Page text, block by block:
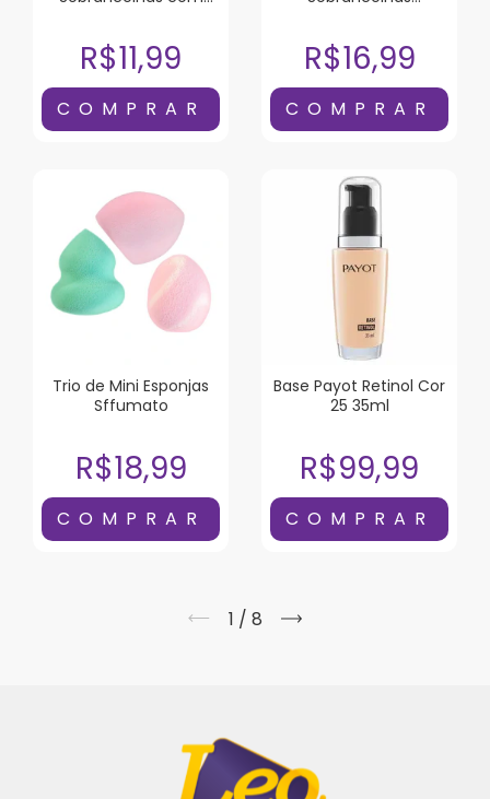
R$11,99 R$16,99
Trio de Mini Esponjas
Sffumato
R$18,99
Base Payot Retinol Cor
25 35ml
R$99,99
1 / 8